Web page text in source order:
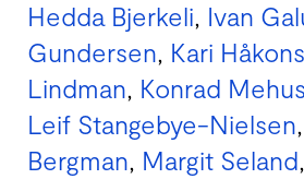
Hedda Bjerkeli, Ivan
Gundersen, Kari
Lindman, Konrad Mehus
Leif Stangebye-Nielsen,
Bergman, Margit Seland,